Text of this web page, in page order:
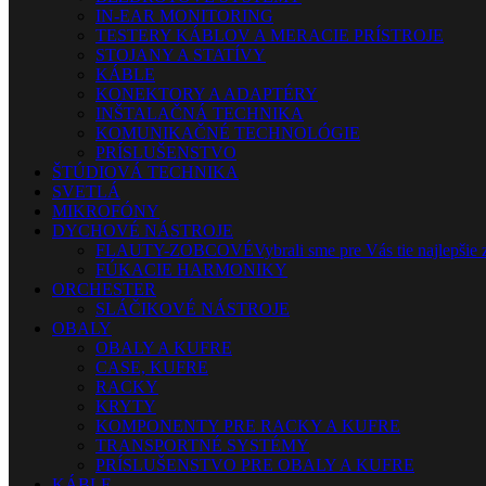
IN-EAR MONITORING
TESTERY KÁBLOV A MERACIE PRÍSTROJE
STOJANY A STATÍVY
KÁBLE
KONEKTORY A ADAPTÉRY
INŠTALAČNÁ TECHNIKA
KOMUNIKAČNÉ TECHNOLÓGIE
PRÍSLUŠENSTVO
ŠTÚDIOVÁ TECHNIKA
SVETLÁ
MIKROFÓNY
DYCHOVÉ NÁSTROJE
FLAUTY-ZOBCOVÉVybrali sme pre Vás tie
FÚKACIE HARMONIKY
ORCHESTER
SLÁČIKOVÉ NÁSTROJE
OBALY
OBALY A KUFRE
CASE, KUFRE
RACKY
KRYTY
KOMPONENTY PRE RACKY A KUFRE
TRANSPORTNÉ SYSTÉMY
PRÍSLUŠENSTVO PRE OBALY A KUFRE